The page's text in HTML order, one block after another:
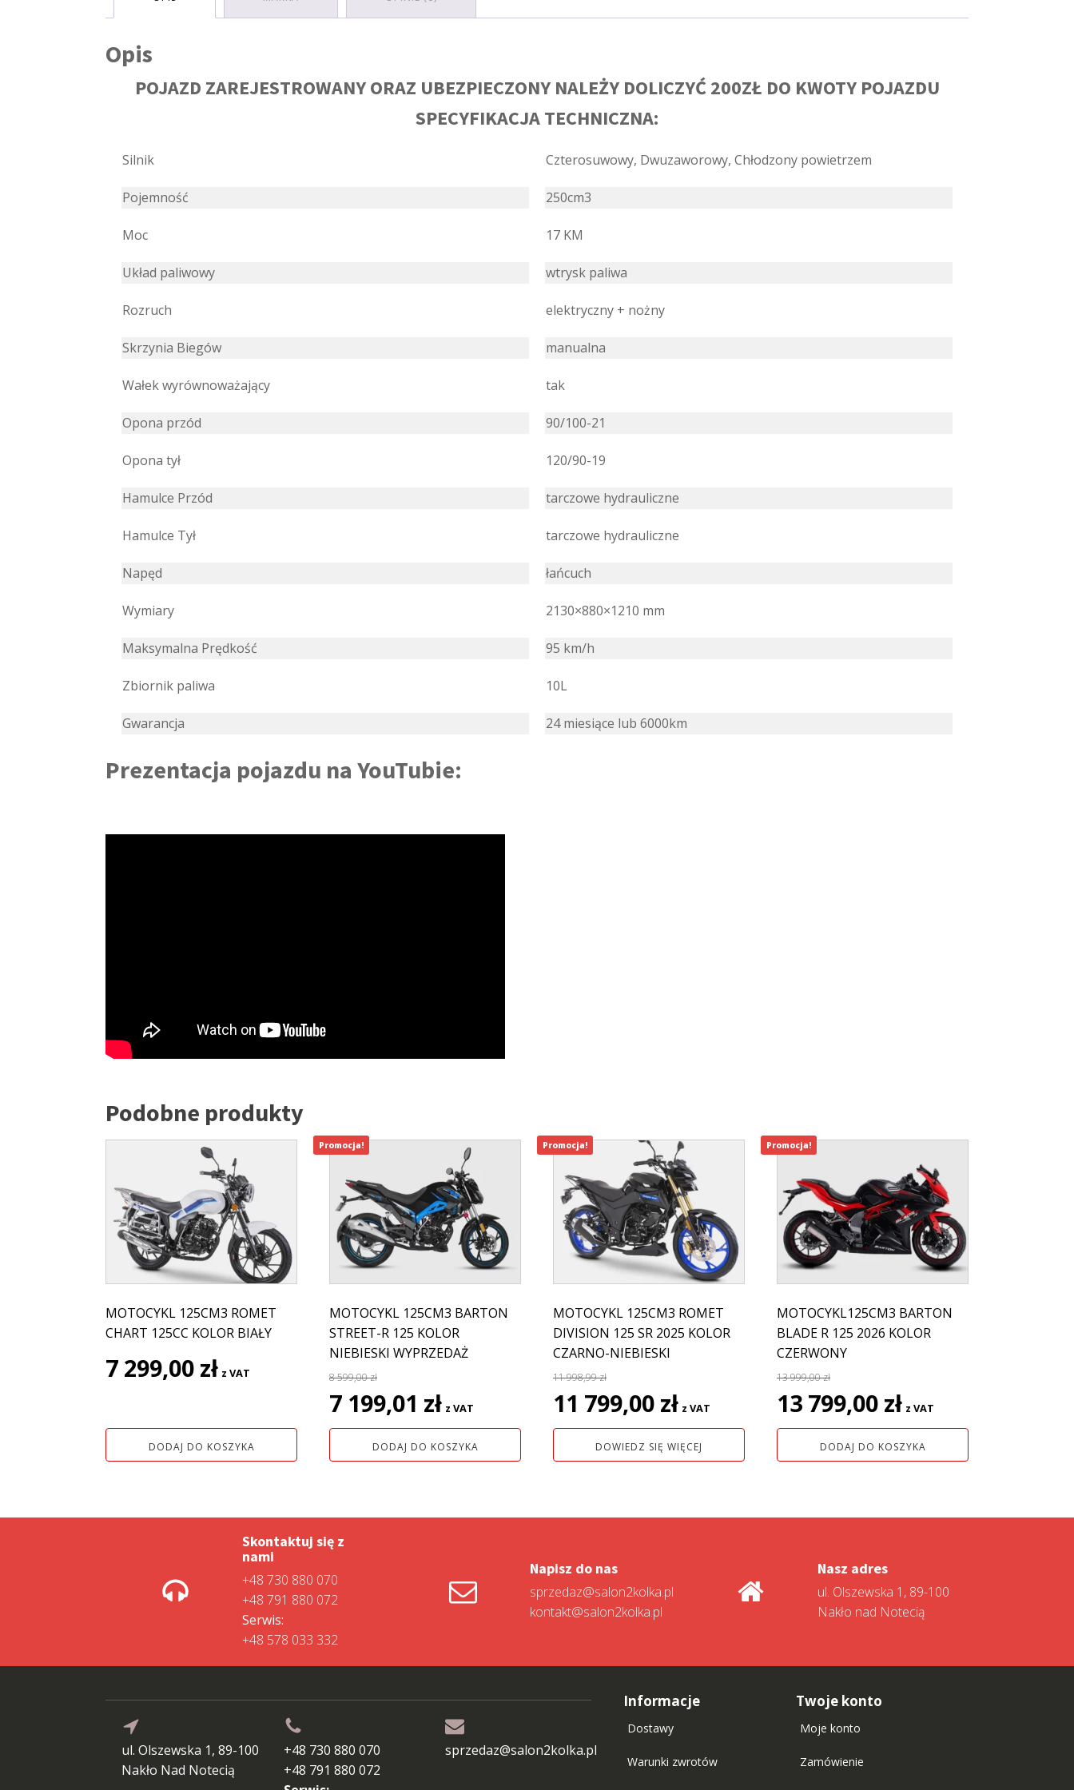
Opis
POJAZD ZAREJESTROWANY ORAZ UBEZPIECZONY NALEŻY DOLICZYĆ 200ZŁ DO KWOTY POJAZDU
SPECYFIKACJA TECHNICZNA:
Silnik Czterosuwowy, Dwuzaworowy, Chłodzony powietrzem
Pojemność 250cm3
Moc 17 KM
Układ paliwowy wtrysk paliwa
Rozruch elektryczny + nożny
Skrzynia Biegów manualna
Wałek wyrównoważający tak
Opona przód 90/100-21
Opona tył 120/90-19
Hamulce Przód tarczowe hydrauliczne
Hamulce Tył tarczowe hydrauliczne
Napęd łańcuch
Wymiary 2130×880×1210 mm
Maksymalna Prędkość 95 km/h
Zbiornik paliwa 10L
Gwarancja 24 miesiące lub 6000km
Prezentacja pojazdu na YouTubie:
Podobne produkty
MOTOCYKL 125CM3 ROMET
CHART 125CC KOLOR BIAŁY
7 299,00 zł z VAT
DODAJ DO KOSZYKA
MOTOCYKL 125CM3 BARTON
STREET-R 125 KOLOR
NIEBIESKI WYPRZEDAŻ
8 599,00zł
Pierwotna
cena
wynosiła:
7 199,01 zł cena
wynosi:
7
z VAT
DODAJ DO KOSZYKA
Promocja!
MOTOCYKL 125CM3 ROMET
DIVISION 125 SR 2025 KOLOR
CZARNO-NIEBIESKI
11 998,99zł
Pierwotna
cena
wynosiła:
11 799,00 zł cena
wynosi:
11
z VAT
DOWIEDZ SIĘ WIĘCEJ
Promocja!
MOTOCYKL125CM3 BARTON
BLADE R 125 2026 KOLOR
CZERWONY
13 999,00zł
Pierwotna
cena
wynosiła:
13 799,00 zł cena
wynosi:
13
z VAT
DODAJ DO KOSZYKA
Promocja!
Skontaktuj się z
nami
+48 730 880 070
+48 791 880 072
Serwis:
+48 578 033 332
Napisz do nas
sprzedaz@salon2kolka.pl
kontakt@salon2kolka.pl
Nasz adres
ul. Olszewska 1, 89-100
Nakło nad Notecią
ul. Olszewska 1, 89-100
Nakło Nad Notecią
+48 730 880 070
+48 791 880 072
sprzedaz@salon2kolka.pl
Informacje
Dostawy
Warunki zwrotów
Twoje konto
Moje konto
Zamówienie